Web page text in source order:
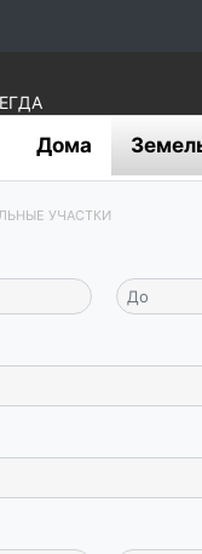
Дома
УЧАСТКИ